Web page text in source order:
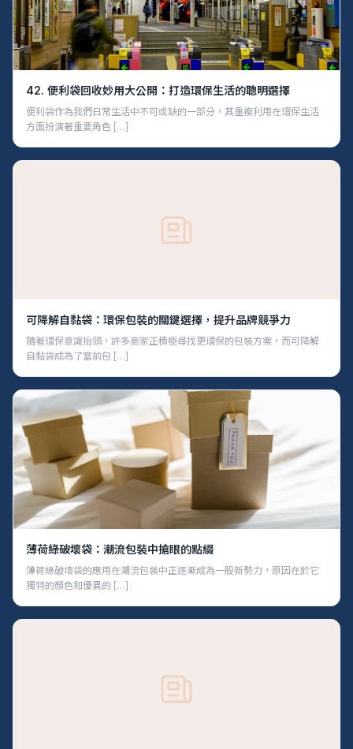
42. 便利袋回收妙用大公開：打造環保生活的聰明選擇
便利袋作為我們日常生活中不可或缺的一部分，其重複利用在環保生活
方面扮演著重要角色 […]
可降解自黏袋：環保包裝的關鍵選擇，提升品牌競爭力
隨著環保意識抬頭，許多商家正積極尋找更環保的包裝方案，而可降解
自黏袋成為了當前包 […]
薄荷綠破壞袋：潮流包裝中搶眼的點綴
薄荷綠破壞袋的應用在潮流包裝中正逐漸成為一股新勢力，原因在於它
獨特的顏色和優異的 […]